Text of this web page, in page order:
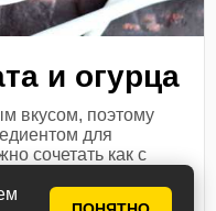
и огурца
вкусом, поэтому
для
сочетать как с